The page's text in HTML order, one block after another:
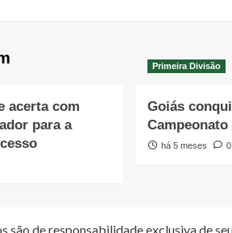
acerta com
para a
Primeira Divisão
Goiás
há 5 meses 0
são de responsabilidade exclusiva de